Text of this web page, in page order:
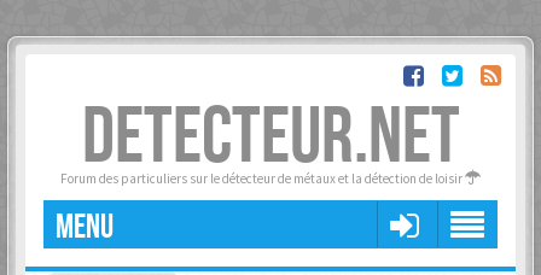
DETECTEUR.NET
Forum des particuliers sur le détecteur de métaux et la détection de loisir
MENU